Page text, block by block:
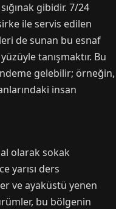
gibidir. 7/24
ile servis edilen
de sunan bu esnaf
tanışmaktır. Bu
gelebilir; örneğin,
insan
olarak sokak
yarısı ders
ve ayaküstü yenen
bu bölgenin